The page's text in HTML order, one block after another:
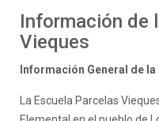
Información de
Vieques
Información General de
La Escuela Parcelas